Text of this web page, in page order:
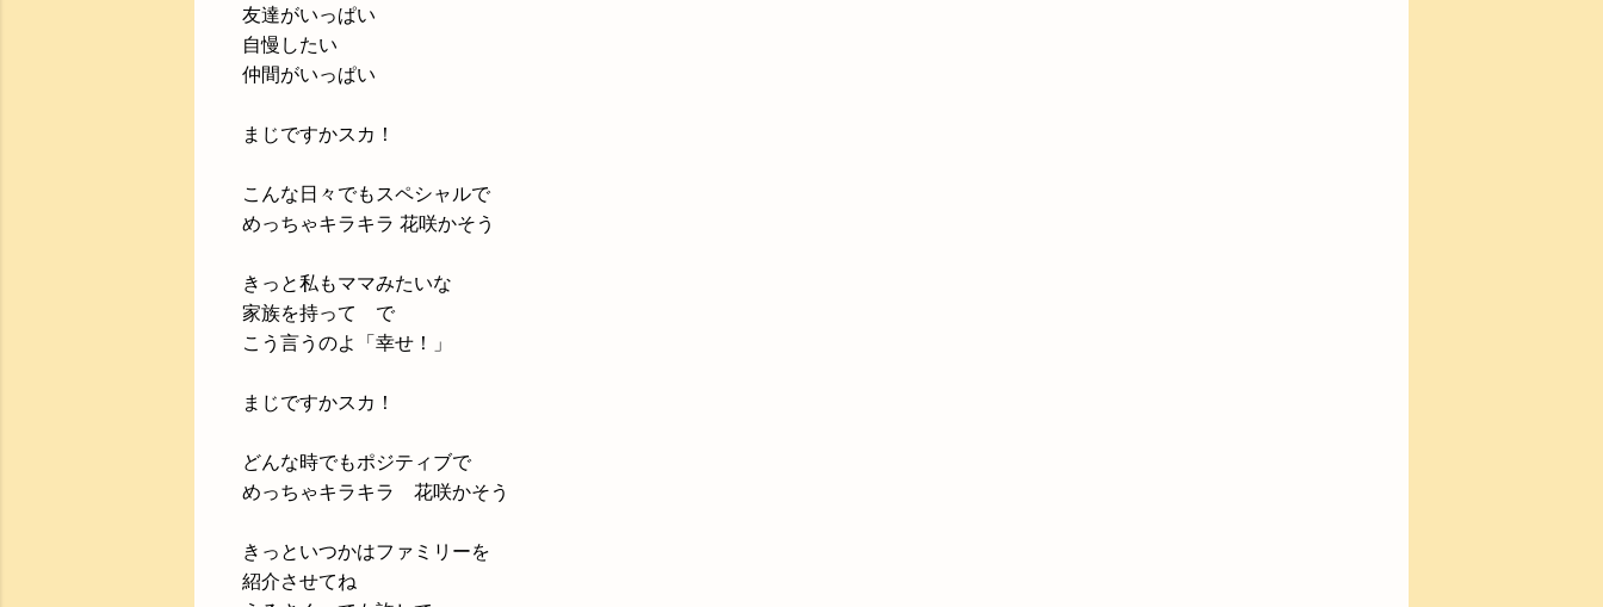
友達がいっぱい
自慢したい
仲間がいっぱい
まじですかスカ！
こんな日々でもスペシャルで
めっちゃキラキラ 花咲かそう
きっと私もママみたいな
家族を持って で
こう言うのよ「幸せ！」
まじですかスカ！
どんな時でもポジティブで
めっちゃキラキラ 花咲かそう
きっといつかはファミリーを
紹介させてね